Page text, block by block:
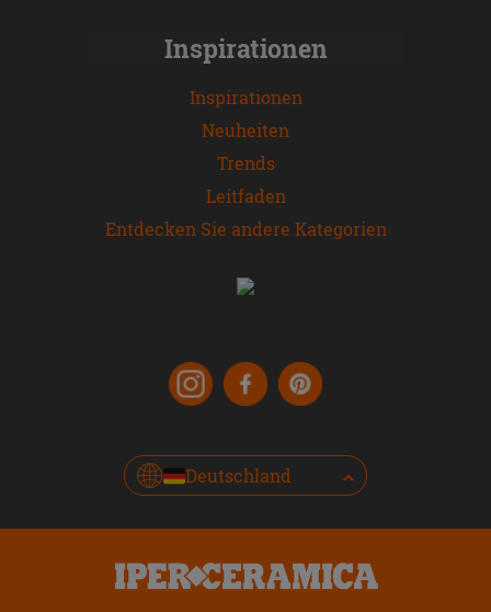
Inspirationen
Inspirationen
Neuheiten
Trends
Leitfaden
Entdecken Sie andere Kategorien
Deutschland